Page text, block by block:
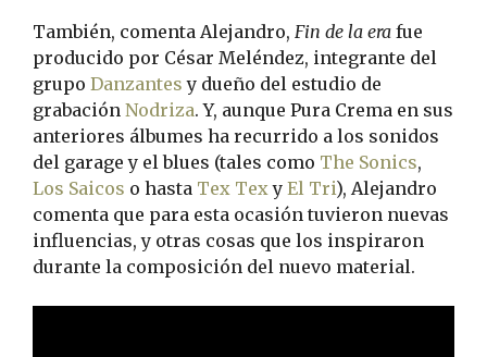
También, comenta Alejandro, Fin de la era fue
producido por César Meléndez, integrante del
grupo Danzantes y dueño del estudio de
grabación Nodriza. Y, aunque Pura Crema en sus
anteriores álbumes ha recurrido a los sonidos
del garage y el blues (tales como The Sonics,
Los Saicos o hasta Tex Texy El Tri), Alejandro
comenta que para esta ocasión tuvieron nuevas
influencias, y otras cosas que los inspiraron
durante la composición del nuevo material.